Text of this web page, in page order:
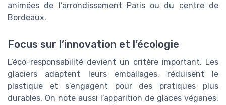
animées de l’arrondissement Paris ou du centre de
Bordeaux.
Focus sur l’innovation et l’écologie
L’éco-responsabilité devient un critère important. Les
glaciers adaptent leurs emballages, réduisent le
plastique et s’engagent pour des pratiques plus
durables. On note aussi l’apparition de glaces véganes,